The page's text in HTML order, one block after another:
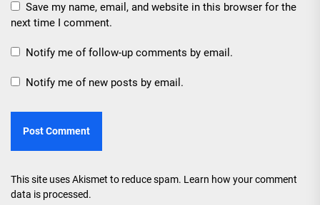
Save my name, email, and website in this browser for the
next time I comment.
Notify me of follow-up comments by email.
Notify me of new posts by email.
This site uses Akismet to reduce spam. Learn how your comment
data is processed.